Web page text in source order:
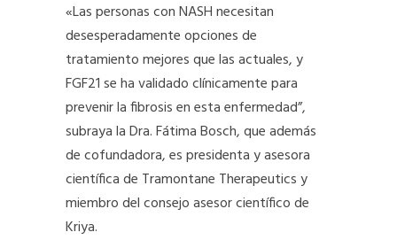
«Las personas con NASH necesitan
desesperadamente opciones de
tratamiento mejores que las actuales, y
FGF21 se ha validado clínicamente para
prevenir la fibrosis en esta enfermedad”,
subraya la Dra. Fátima Bosch, que además
de cofundadora, es presidenta y asesora
científica de Tramontane Therapeutics y
miembro del consejo asesor científico de
Kriya.